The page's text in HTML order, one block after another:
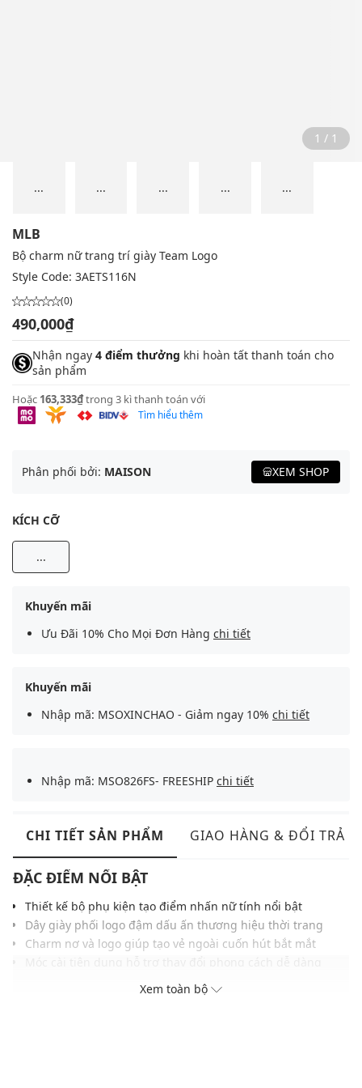
1 / 1
... ... ... ... ...
MLB
Bộ charm nữ trang trí giày Team Logo
Style Code: 3AETS116N
(0)
490,000₫
Nhận ngay 4 điểm thưởng khi hoàn tất thanh toán cho
sản phẩm
Hoặc 163,333₫trong 3 kì thanh toán với
Tìm hiểu thêm
Phân phối bởi: MAISON XEM SHOP
KÍCH CỠ
...
Khuyến mãi
Ưu Đãi 10% Cho Mọi Đơn Hàng chi tiết
Khuyến mãi
Nhập mã: MSOXINCHAO - Giảm ngay 10% chi tiết
Nhập mã: MSO826FS- FREESHIP chi tiết
CHI TIẾT SẢN PHẨM GIAO HÀNG & ĐỔI TRẢ
ĐẶC ĐIỂM NỔI BẬT
Thiết kế bộ phụ kiện tạo điểm nhấn nữ tính nổi bật
Dây giày phối logo đậm dấu ấn thương hiệu thời trang
Charm nơ và logo giúp tạo vẻ ngoài cuốn hút bắt mắt
Chất liệu hoàn thiện tỉ mỉ tăng độ bền sử dụng lâu dài
Kích thước gọn gàng phù hợp với nhiều kiểu giày
Xem toàn bộ